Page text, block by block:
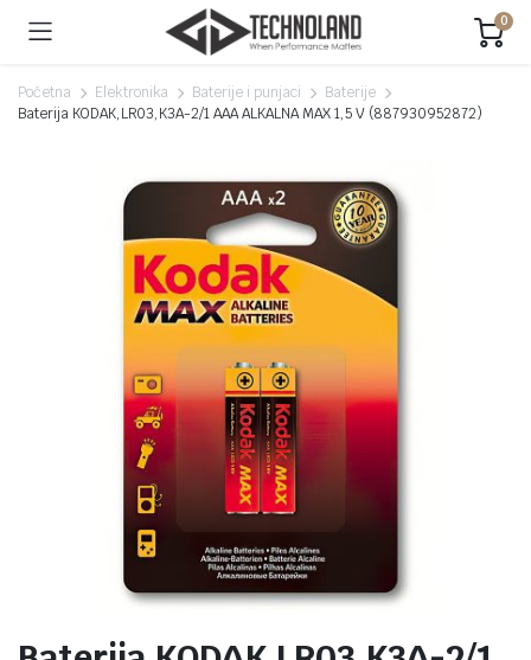
0
Početna Elektronika Baterije i punjaci
Baterije
Baterija KODAK,LR03,K3A-2/1 AAA ALKALNA MAX 1,5 V (887930952872)